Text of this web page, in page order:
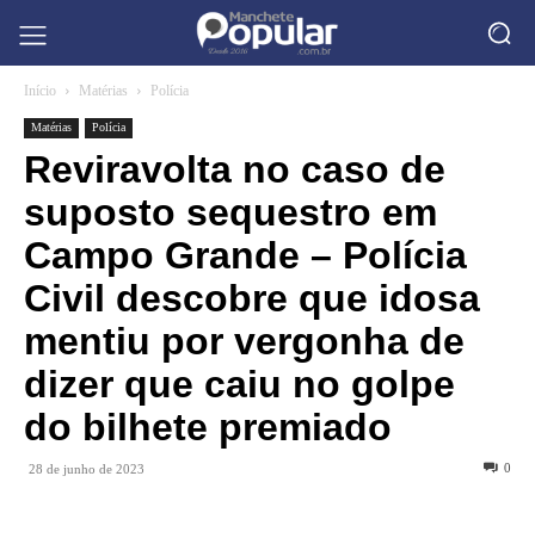
Início Matérias Polícia
Matérias Polícia
Reviravolta no caso de
suposto sequestro em
Campo Grande – Polícia
Civil descobre que idosa
mentiu por vergonha de
dizer que caiu no golpe
do bilhete premiado
28 de junho de 2023 0